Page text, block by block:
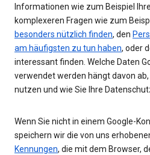
Informationen wie zum Beispiel
komplexeren Fragen wie zum
besonders nützlich finden, den
am häufigsten zu tun haben, oder
interessant finden. Welche Daten
verwendet werden hängt davon
nutzen und wie Sie Ihre
Wenn Sie nicht in einem Google-
speichern wir die von uns
Kennungen, die mit dem Browser,